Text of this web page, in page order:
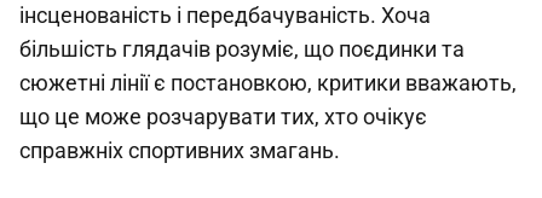
інсценованість і передбачуваність. Хоча
більшість глядачів розуміє, що поєдинки та
сюжетні лінії є постановкою, критики вважають,
що це може розчарувати тих, хто очікує
справжніх спортивних змагань.